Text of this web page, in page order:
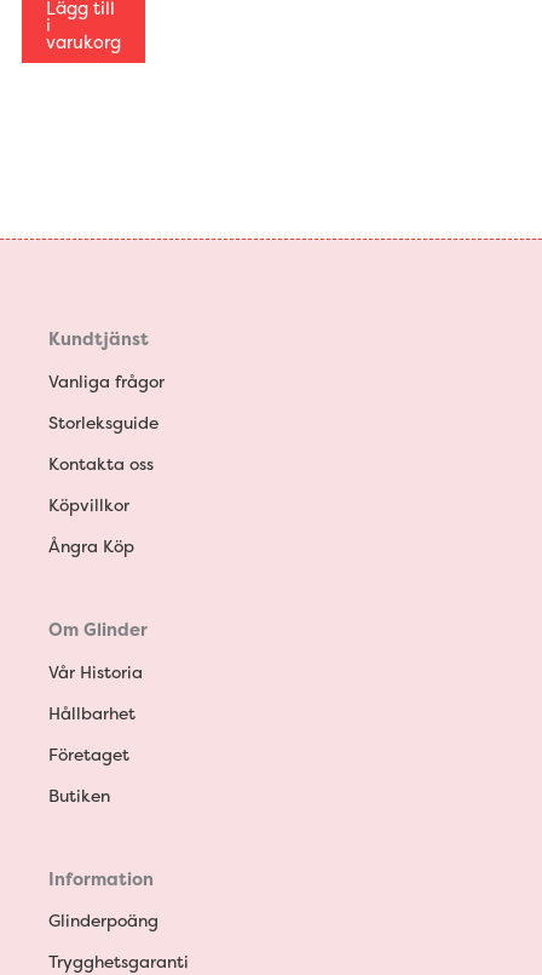
Lägg till
i
varukorg
Kundtjänst
Vanliga frågor
Storleksguide
Kontakta oss
Köpvillkor
Ångra Köp
Om Glinder
Vår Historia
Hållbarhet
Företaget
Butiken
Information
Glinderpoäng
Trygghetsgaranti